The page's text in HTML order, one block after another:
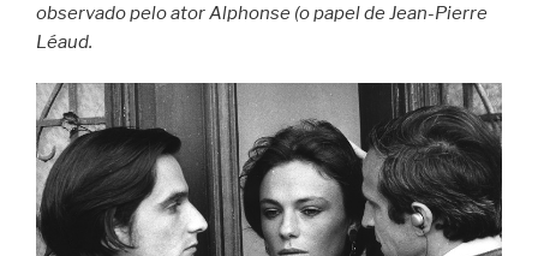
observado pelo ator Alphonse (o papel de Jean-Pierre
Léaud.